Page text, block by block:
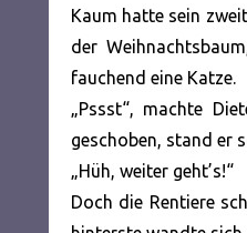
Kaum hatte sein
der
fauchend eine Katze.
„Pssst“, machte
geschoben, stand er
„Hüh, weiter geht’s!“
Doch die Rentiere